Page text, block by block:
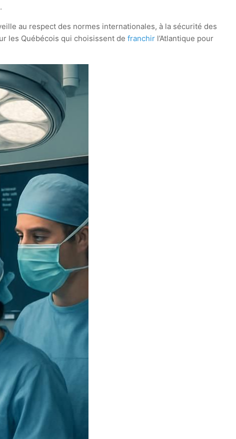
au respect des normes internationales, à la sécurité des
les Québécois qui choisissent defranchir l’Atlantique pour